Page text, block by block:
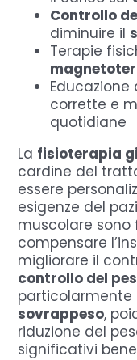
Controllo
diminuire il
Terapie
Educazione
corrette e
quotidiane
La fisioterapia
cardine del
essere
esigenze del
muscolare
compensare
migliorare il
controllo del
particolarmente
sovrappeso,
riduzione del
significativi